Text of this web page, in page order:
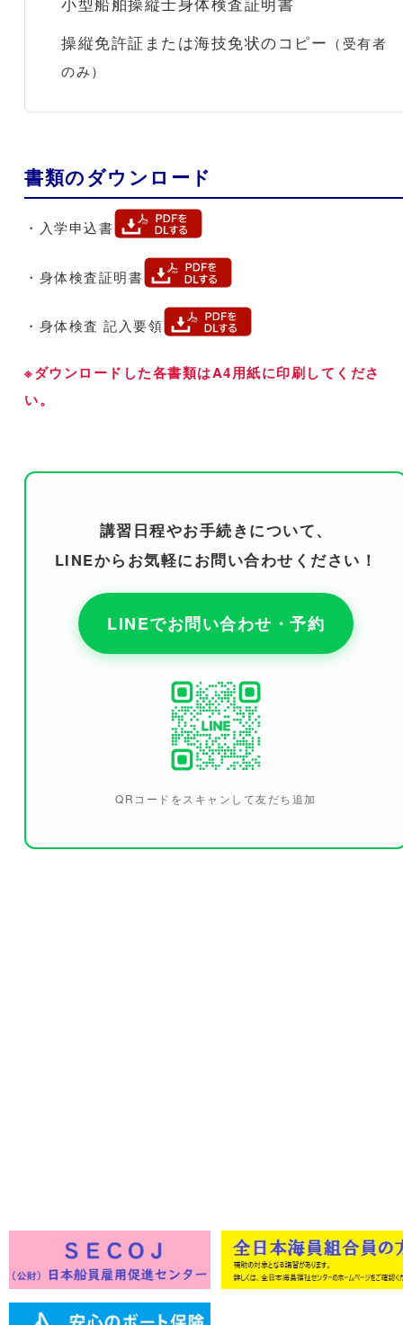
操縦免許証または海技免状のコピー （受有者
のみ）
書類のダウンロード
・入学申込書
・身体検査証明書
・身体検査 記入要領
※ダウンロードした各書類はA4用紙に印刷してくださ
い。
講習日程やお手続きについて、
LINEからお気軽にお問い合わせください！
LINEでお問い合わせ・予約
QRコードをスキャンして友だち追加